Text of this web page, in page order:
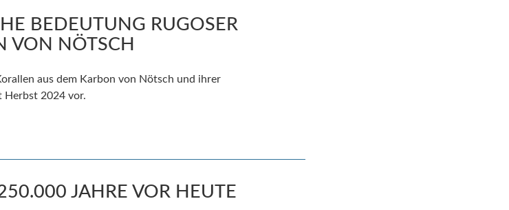
BEDEUTUNG RUGOSER
VON NÖTSCH
aus dem Karbon von Nötsch und ihrer
Herbst 2024 vor.
JAHRE VOR HEUTE